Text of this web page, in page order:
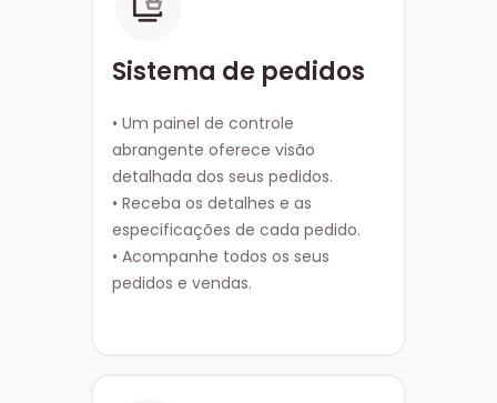
Sistema de pedidos
• Um painel de controle
abrangente oferece visão
detalhada dos seus pedidos.
• Receba os detalhes e as
especificações de cada pedido.
• Acompanhe todos os seus
pedidos e vendas.